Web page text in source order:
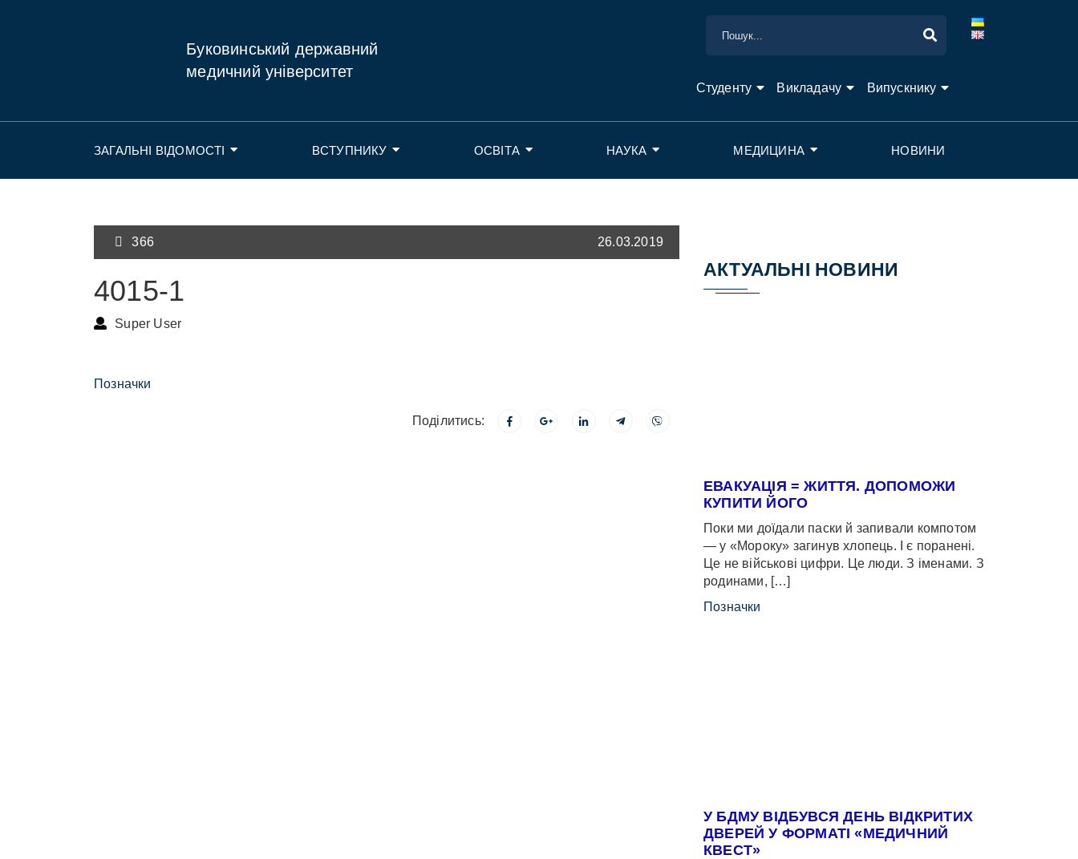
Буковинський державний
медичний університет
Студенту Викладачу Випускнику
ЗАГАЛЬНІ ВІДОМОСТІ ВСТУПНИКУ ОСВІТА НАУКА МЕДИЦИНА НОВИНИ
366 26.03.2019
4015-1
Super User
Позначки
Поділитись:
АКТУАЛЬНІ НОВИНИ
ЕВАКУАЦІЯ = ЖИТТЯ. ДОПОМОЖИ
КУПИТИ ЙОГО
Поки ми доїдали паски й запивали компотом
— у «Мороку» загинув хлопець. І є поранені.
Це не військові цифри. Це люди. З іменами. З
родинами, […]
Позначки
У БДМУ ВІДБУВСЯ ДЕНЬ ВІДКРИТИХ
ДВЕРЕЙ У ФОРМАТІ «МЕДИЧНИЙ
КВЕСТ»